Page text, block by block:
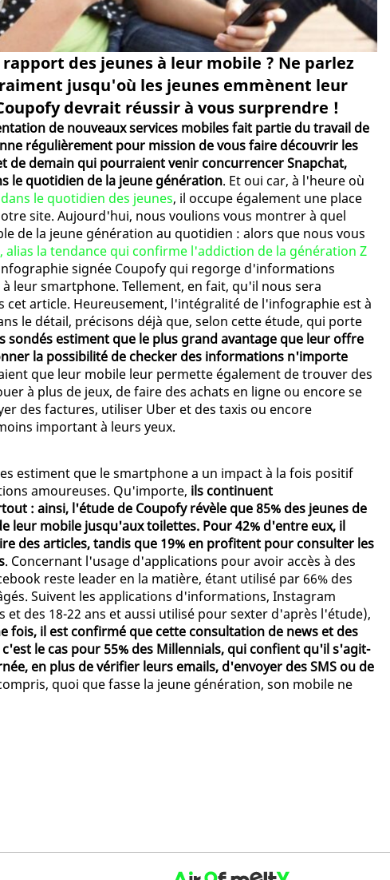
des jeunes à leur mobile ? Ne parlez
jusqu'où les jeunes emmènent leur
devrait réussir à vous surprendre !
de nouveaux services mobiles fait partie du travail de
régulièrement pour mission de vous faire découvrir les
demain qui pourraient venir concurrencer Snapchat,
le quotidien de la jeune génération. Et oui car, à l'heure où
le quotidien des jeunes, il occupe également une place
site. Aujourd'hui, nous voulions vous montrer à quel
de la jeune génération au quotidien : alors que nous vous
alias la tendance qui confirme l'addiction de la génération Z
signée Coupofy qui regorge d'informations
leur smartphone. Tellement, en fait, qu'il nous sera
cet article. Heureusement, l'intégralité de l'infographie est à
le détail, précisons déjà que, selon cette étude, qui porte
sondés estiment que le plus grand avantage que leur offre
la possibilité de checker des informations n'importe
que leur mobile leur permette également de trouver des
à plus de jeux, de faire des achats en ligne ou encore se
des factures, utiliser Uber et des taxis ou encore
important à leurs yeux.
estiment que le smartphone a un impact à la fois positif
amoureuses. Qu'importe, ils continuent
: ainsi, l'étude de Coupofy révèle que 85% des jeunes de
leur mobile jusqu'aux toilettes. Pour 42% d'entre eux, il
des articles, tandis que 19% en profitent pour consulter les
. Concernant l'usage d'applications pour avoir accès à des
reste leader en la matière, étant utilisé par 66% des
Suivent les applications d'informations, Instagram
des 18-22 ans et aussi utilisé pour sexter d'après l'étude),
fois, il est confirmé que cette consultation de news et des
le cas pour 55% des Millennials, qui confient qu'il s'agit-
en plus de vérifier leurs emails, d'envoyer des SMS ou de
quoi que fasse la jeune génération, son mobile ne